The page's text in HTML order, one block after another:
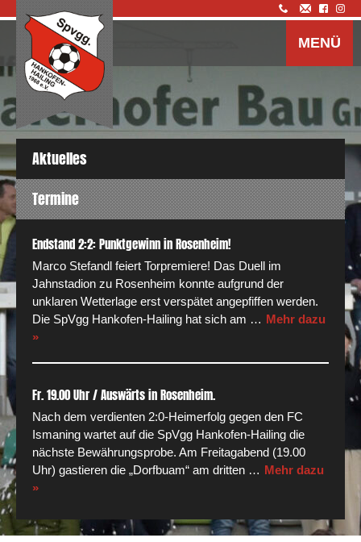
MENÜ
Aktuelles
Termine
Endstand 2:2: Punktgewinn in Rosenheim!
Marco Stefandl feiert Torpremiere! Das Duell im
Jahnstadion zu Rosenheim konnte aufgrund der
unklaren Wetterlage erst verspätet angepfiffen werden.
Die SpVgg Hankofen-Hailing hat sich am … Mehr dazu
»
Fr. 19.00 Uhr / Auswärts in Rosenheim.
Nach dem verdienten 2:0-Heimerfolg gegen den FC
Ismaning wartet auf die SpVgg Hankofen-Hailing die
nächste Bewährungsprobe. Am Freitagabend (19.00
Uhr) gastieren die „Dorfbuam“ am dritten … Mehr dazu
»
—